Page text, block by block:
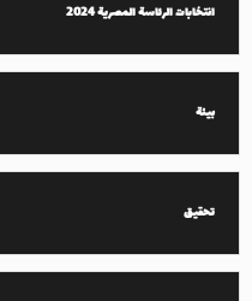
انتخابات الرئاسة المصرية 2024
بيئة
تحقيق